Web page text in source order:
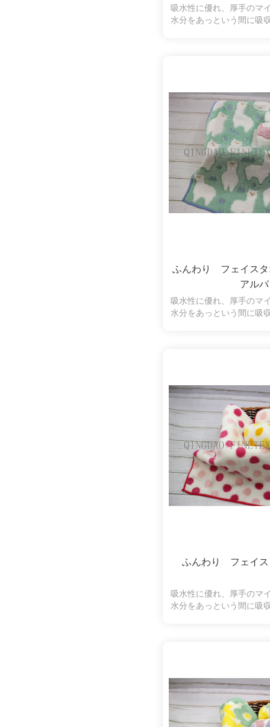
吸水性に優れ、厚手のマ
水分をあっという間に吸
ふんわり フェイス
アル
吸水性に優れ、厚手のマ
水分をあっという間に吸
ふんわり フェイ
吸水性に優れ、厚手のマ
水分をあっという間に吸